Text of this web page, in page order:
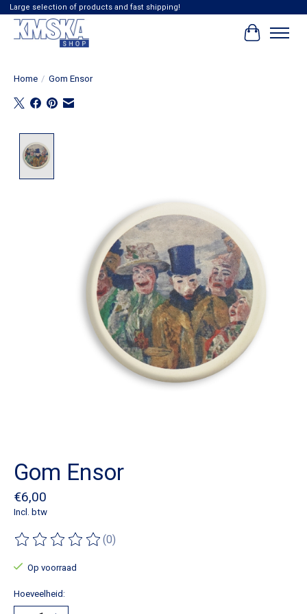
Large selection of products and fast shipping!
Home / Gom Ensor
Gom Ensor
€6,00
Incl. btw
De beoordeling van dit product is
(0)
Op voorraad
Hoeveelheid: